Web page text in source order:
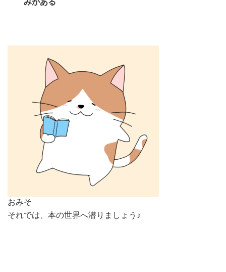
みがある
おみそ
それでは、本の世界へ潜りましょう♪